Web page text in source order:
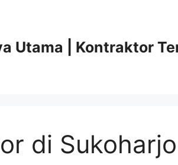
Utama | Kontraktor
di Sukoharjo